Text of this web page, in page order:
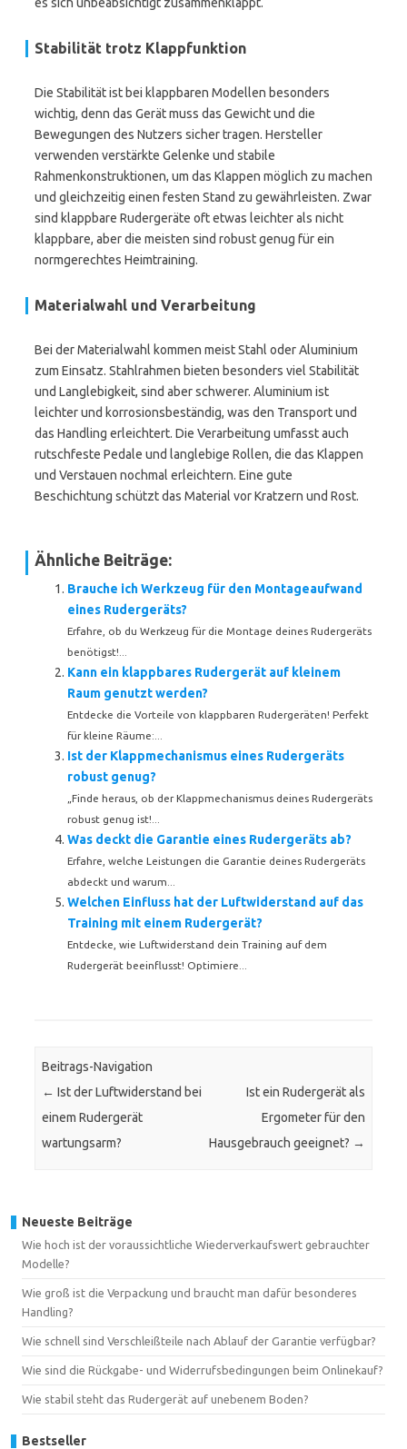
Stabilität trotz Klappfunktion
Die Stabilität ist bei klappbaren Modellen besonders
wichtig, denn das Gerät muss das Gewicht und die
Bewegungen des Nutzers sicher tragen. Hersteller
verwenden verstärkte Gelenke und stabile
Rahmenkonstruktionen, um das Klappen möglich zu machen
und gleichzeitig einen festen Stand zu gewährleisten. Zwar
sind klappbare Rudergeräte oft etwas leichter als nicht
klappbare, aber die meisten sind robust genug für ein
normgerechtes Heimtraining.
Materialwahl und Verarbeitung
Bei der Materialwahl kommen meist Stahl oder Aluminium
zum Einsatz. Stahlrahmen bieten besonders viel Stabilität
und Langlebigkeit, sind aber schwerer. Aluminium ist
leichter und korrosionsbeständig, was den Transport und
das Handling erleichtert. Die Verarbeitung umfasst auch
rutschfeste Pedale und langlebige Rollen, die das Klappen
und Verstauen nochmal erleichtern. Eine gute
Beschichtung schützt das Material vor Kratzern und Rost.
Ähnliche Beiträge:
Brauche ich Werkzeug für den Montageaufwand
eines Rudergeräts?
Erfahre, ob du Werkzeug für die Montage deines Rudergeräts
benötigst!...
Kann ein klappbares Rudergerät auf kleinem
Raum genutzt werden?
Entdecke die Vorteile von klappbaren Rudergeräten! Perfekt
für kleine Räume:...
Ist der Klappmechanismus eines Rudergeräts
robust genug?
„Finde heraus, ob der Klappmechanismus deines Rudergeräts
robust genug ist!...
Was deckt die Garantie eines Rudergeräts ab?
Erfahre, welche Leistungen die Garantie deines Rudergeräts
abdeckt und warum...
Welchen Einfluss hat der Luftwiderstand auf das
Training mit einem Rudergerät?
Entdecke, wie Luftwiderstand dein Training auf dem
Rudergerät beeinflusst! Optimiere...
Beitrags-Navigation
← Ist der Luftwiderstand bei
einem Rudergerät
wartungsarm?
Ist ein Rudergerät als
Ergometer für den
Hausgebrauch geeignet? →
Neueste Beiträge
Wie hoch ist der voraussichtliche Wiederverkaufswert gebrauchter
Modelle?
Wie groß ist die Verpackung und braucht man dafür besonderes
Handling?
Wie schnell sind Verschleißteile nach Ablauf der Garantie verfügbar?
Wie sind die Rückgabe- und Widerrufsbedingungen beim Onlinekauf?
Wie stabil steht das Rudergerät auf unebenem Boden?
Bestseller